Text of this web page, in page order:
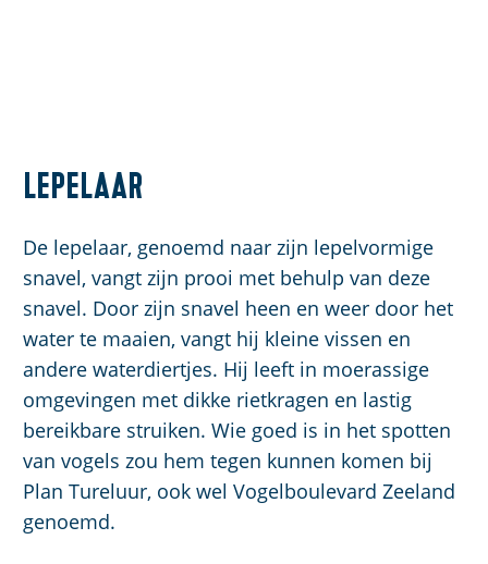
Lepelaar
De lepelaar, genoemd naar zijn lepelvormige
snavel, vangt zijn prooi met behulp van deze
snavel. Door zijn snavel heen en weer door het
water te maaien, vangt hij kleine vissen en
andere waterdiertjes. Hij leeft in moerassige
omgevingen met dikke rietkragen en lastig
bereikbare struiken. Wie goed is in het spotten
van vogels zou hem tegen kunnen komen bij
Plan Tureluur, ook wel Vogelboulevard Zeeland
genoemd.